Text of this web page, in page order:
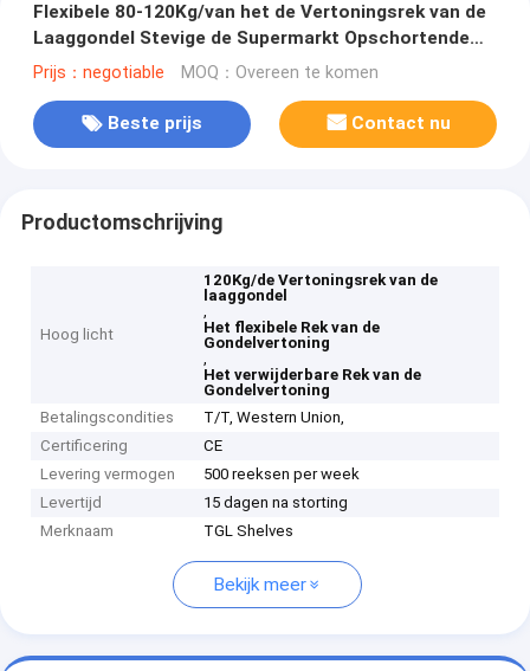
Flexibele 80-120Kg/van het de Vertoningsrek van de
Laaggondel Stevige de Supermarkt Opschortende
Systemen
Prijs：negotiable MOQ：Overeen te komen
Beste prijs Contact nu
Productomschrijving
Hoog licht
120Kg/de Vertoningsrek van de
laaggondel
,
Het flexibele Rek van de
Gondelvertoning
,
Het verwijderbare Rek van de
Gondelvertoning
Betalingscondities
T/T, Western Union,
Certificering
CE
Levering vermogen
500 reeksen per week
Levertijd
15 dagen na storting
Merknaam
TGL Shelves
Bekijk meer